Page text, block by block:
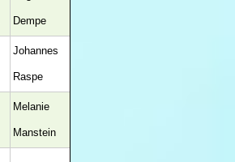
Dempe
Johannes
Raspe
Melanie
Manstein